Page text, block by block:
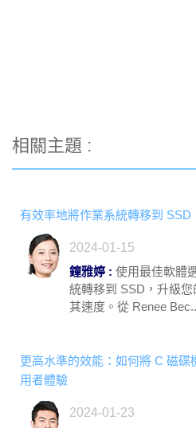
相關主題 :
有效率地將作業系統轉移到 SSD
2024-01-15
鐘雅婷 : 使用最佳軟體
統轉移到 SSD，升級
其速度。從 Renee
更高水準的效能：如何將 C 磁
用者體驗
2024-01-23